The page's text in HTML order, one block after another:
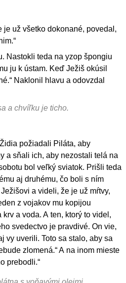
je už všetko dokonané, povedal,
Nastokli teda na yzop špongiu
ju k ústam. Keď Ježiš okúsil
Naklonil hlavu a odovzdal
a chvíľku je ticho.
požiadali Piláta, aby
a sňali ich, aby nezostali telá na
bol veľký sviatok. Prišli teda
aj druhému, čo boli s ním
a videli, že je už mŕtvy,
z vojakov mu kopijou
a voda. A ten, ktorý to videl,
svedectvo je pravdivé. On vie,
vy uverili. Toto sa stalo, aby sa
zlomená.“ A na inom mieste
prebodli.“